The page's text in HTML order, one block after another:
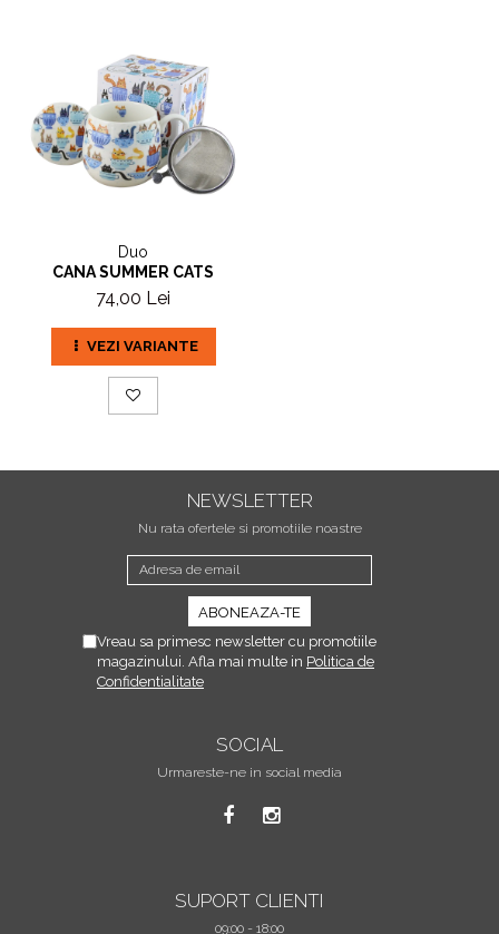
Duo
CANA SUMMER CATS
74,00 Lei
VEZI VARIANTE
NEWSLETTER
Nu rata ofertele si promotiile noastre
Vreau sa primesc newsletter cu promotiile
magazinului. Afla mai multe in Politica de
Confidentialitate
SOCIAL
Urmareste-ne in social media
SUPORT CLIENTI
09:00 - 18:00